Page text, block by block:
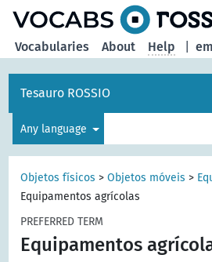
Vocabularies About Help
Tesauro ROSSIO
Any language
Objetos físicos >Objetos móveis >
Equipamentos agrícolas
PREFERRED TERM
Equipamentos